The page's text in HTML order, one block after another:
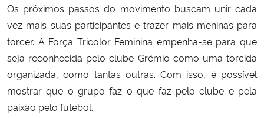
Os próximos passos do movimento buscam unir cada
vez mais suas participantes e trazer mais meninas para
torcer. A Força Tricolor Feminina empenha-se para que
seja reconhecida pelo clube Grêmio como uma torcida
organizada, como tantas outras. Com isso, é possível
mostrar que o grupo faz o que faz pelo clube e pela
paixão pelo futebol.